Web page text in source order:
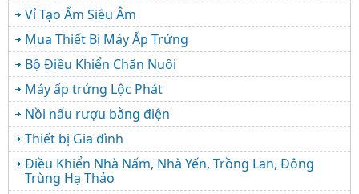
Vỉ Tạo Ẩm Siêu Âm
Mua Thiết Bị Máy Ấp Trứng
Bộ Điều Khiển Chăn Nuôi
Máy ấp trứng Lộc Phát
Nồi nấu rượu bằng điện
Thiết bị Gia đình
Điều Khiển Nhà Nấm, Nhà Yến, Trồng Lan, Đông
Trùng Hạ Thảo